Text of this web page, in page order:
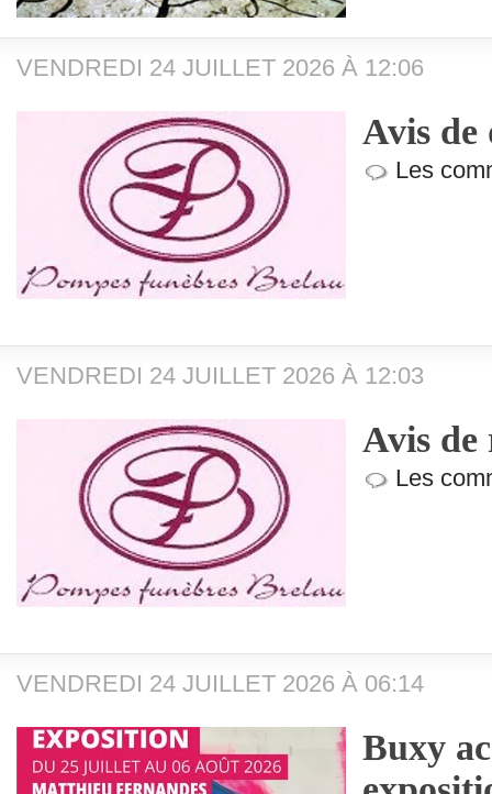
VENDREDI 24 JUILLET 2026 À 12:06
Avis de
Les
VENDREDI 24 JUILLET 2026 À 12:03
Avis de
Les
VENDREDI 24 JUILLET 2026 À 06:14
Buxy